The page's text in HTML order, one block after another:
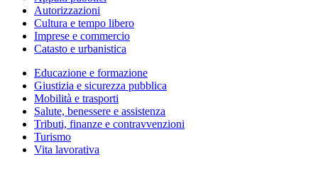
Autorizzazioni
Cultura e tempo libero
Imprese e commercio
Catasto e urbanistica
Educazione e formazione
Giustizia e sicurezza pubblica
Mobilità e trasporti
Salute, benessere e assistenza
Tributi, finanze e contravvenzioni
Turismo
Vita lavorativa